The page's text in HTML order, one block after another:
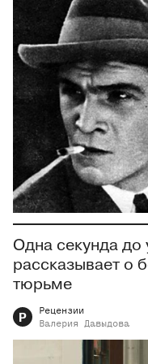
Одна секунда до
рассказывает о
тюрьме
Р
Рецензии
Валерия
Давыдова